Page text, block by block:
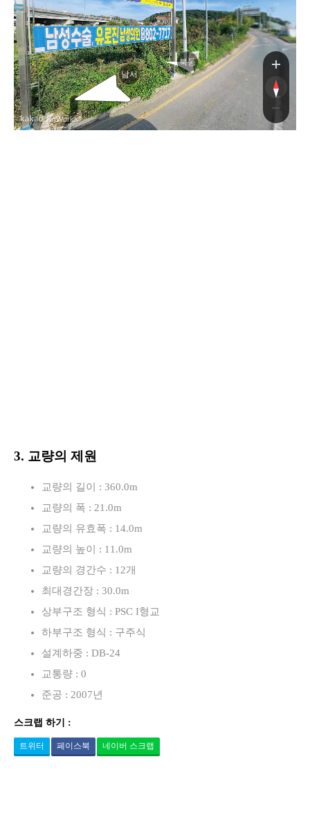
남서
북동
, KnWorks
3. 교량의 제원
교량의 길이 : 360.0m
교량의 폭 : 21.0m
교량의 유효폭 : 14.0m
교량의 높이 : 11.0m
교량의 경간수 : 12개
최대경간장 : 30.0m
상부구조 형식 : PSC I형교
하부구조 형식 : 구주식
설계하중 : DB-24
교통량 : 0
준공 : 2007년
스크랩 하기 :
트위터 페이스북 네이버 스크랩